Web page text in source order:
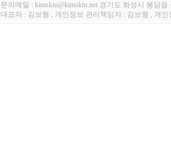
문의메일 : kimskin@kimskin.net 경기도 화성시 봉담
대표자 : 김보형 , 개인정보 관리책임자 : 김보형 , 개